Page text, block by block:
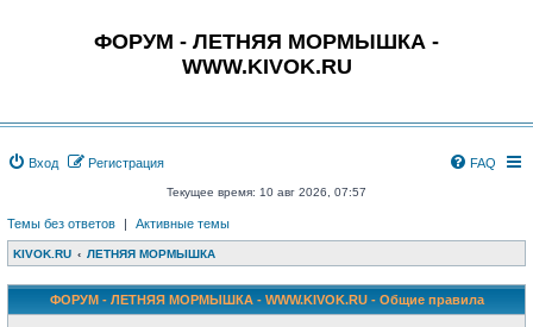
ФОРУМ - ЛЕТНЯЯ МОРМЫШКА -
WWW.KIVOK.RU
Вход Регистрация FAQ
Текущее время: 10 авг 2026, 07:57
Темы без ответов | Активные темы
KIVOK.RU ЛЕТНЯЯ МОРМЫШКА
ФОРУМ - ЛЕТНЯЯ МОРМЫШКА - WWW.KIVOK.RU - Общие правила